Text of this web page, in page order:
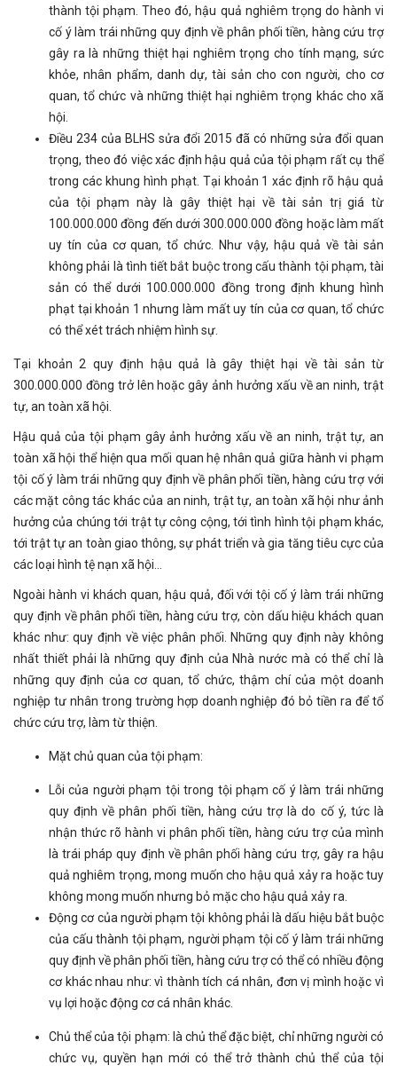
thành tội phạm. Theo đó, hậu quả nghiêm trọng do hành vi
cố ý làm trái những quy định về phân phối tiền, hàng cứu trợ
gây ra là những thiệt hại nghiêm trọng cho tính mạng, sức
khỏe, nhân phẩm, danh dự, tài sản cho con người, cho cơ
quan, tổ chức và những thiệt hại nghiêm trọng khác cho xã
hội.
Điều 234 của BLHS sửa đổi 2015 đã có những sửa đổi quan
trọng, theo đó việc xác định hậu quả của tội phạm rất cụ thể
trong các khung hình phạt. Tại khoản 1 xác định rõ hậu quả
của tội phạm này là gây thiệt hại về tài sản trị giá từ
100.000.000 đồng đến dưới 300.000.000 đồng hoặc làm mất
uy tín của cơ quan, tổ chức. Như vậy, hậu quả về tài sản
không phải là tình tiết bắt buộc trong cấu thành tội phạm, tài
sản có thể dưới 100.000.000 đồng trong định khung hình
phạt tại khoản 1 nhưng làm mất uy tín của cơ quan, tổ chức
có thể xét trách nhiệm hình sự.
Tại khoản 2 quy định hậu quả là gây thiệt hại về tài sản từ
300.000.000 đồng trở lên hoặc gây ảnh hưởng xấu về an ninh, trật
tự, an toàn xã hội.
Hậu quả của tội phạm gây ảnh hưởng xấu về an ninh, trật tự, an
toàn xã hội thể hiện qua mối quan hệ nhân quả giữa hành vi phạm
tội cố ý làm trái những quy định về phân phối tiền, hàng cứu trợ với
các mặt công tác khác của an ninh, trật tự, an toàn xã hội như ảnh
hưởng của chúng tới trật tự công cộng, tới tình hình tội phạm khác,
tới trật tự an toàn giao thông, sự phát triển và gia tăng tiêu cực của
các loại hình tệ nạn xã hội…
Ngoài hành vi khách quan, hậu quả, đối với tội cố ý làm trái những
quy định về phân phối tiền, hàng cứu trợ, còn dấu hiệu khách quan
khác như: quy định về việc phân phối. Những quy định này không
nhất thiết phải là những quy định của Nhà nước mà có thể chỉ là
những quy định của cơ quan, tổ chức, thậm chí của một doanh
nghiệp tư nhân trong trường hợp doanh nghiệp đó bỏ tiền ra để tổ
chức cứu trợ, làm từ thiện.
Mặt chủ quan của tội phạm:
Lỗi của người phạm tội trong tội phạm cố ý làm trái những
quy định về phân phối tiền, hàng cứu trợ là do cố ý, tức là
nhận thức rõ hành vi phân phối tiền, hàng cứu trợ của mình
là trái pháp quy định về phân phối hàng cứu trợ, gây ra hậu
quả nghiêm trọng, mong muốn cho hậu quả xảy ra hoặc tuy
không mong muốn nhưng bỏ mặc cho hậu quả xảy ra.
Động cơ của người phạm tội không phải là dấu hiệu bắt buộc
của cấu thành tội phạm, người phạm tội cố ý làm trái những
quy định về phân phối tiền, hàng cứu trợ có thể có nhiều động
cơ khác nhau như: vì thành tích cá nhân, đơn vị mình hoặc vì
vụ lợi hoặc động cơ cá nhân khác.
Chủ thể của tội phạm: là chủ thể đặc biệt, chỉ những người có
chức vụ, quyền hạn mới có thể trở thành chủ thể của tội